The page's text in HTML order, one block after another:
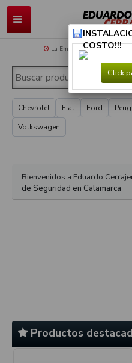
La Empresa Soporte
Chevrolet Fiat Ford
Volkswagen
Bienvenidos a Eduardo
de Seguridad en Catamarca
Productos
COSTO!!!
Click